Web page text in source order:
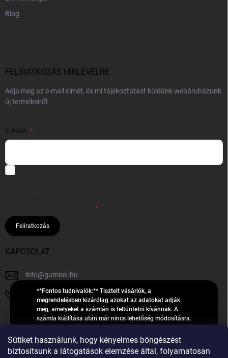
Sütiket használunk, hogy kényelmes böngészést
biztosítsunk a látogatások elemzése által, folyamatosan
**Fontos tudnivalók:** Tisztelt vásárlók, a
megrendelésben kizárólag azokat az adatokat adják
meg, amelyeket a számlán is feltüntetni kívánnak. A
számla kiállítása után már nincs lehetőség módosításra.
feldolgozása” státusz alatt van lehetőség! Csak új,
**2023-ban, 2024-ben vagy 2025-ben** gyártott
gumiabroncsokat árusítunk – a gumik **pontos DOT-
Blog
FELIRATKOZÁS HÍRLEVÉLRE
Adja meg az e-mail címét, és mi tájékoztatást küldünk webáruházunk
új termékeiről.
E-MAIL
Feliratkozás
KAPCSOLAT
info@gumiok.hu
+36705429902
R
U
Árukereső.hu